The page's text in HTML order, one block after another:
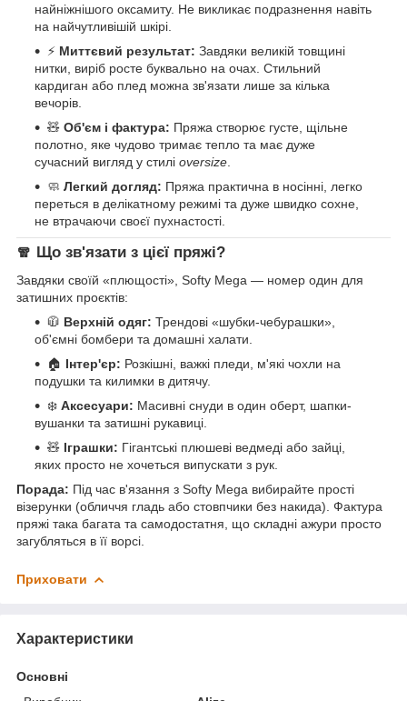
найніжнішого оксамиту. Не викликає подразнення навіть
на найчутливішій шкірі.
⚡ Миттєвий результат: Завдяки великій товщині
нитки, виріб росте буквально на очах. Стильний
кардиган або плед можна зв'язати лише за кілька
вечорів.
🧸 Об'єм і фактура: Пряжа створює густе, щільне
полотно, яке чудово тримає тепло та має дуже
сучасний вигляд у стилі oversize
🧼 Легкий догляд: Пряжа практична в носінні, легко
переться в делікатному режимі та дуже швидко сохне,
не втрачаючи своєї пухнастості.
🧣 Що зв'язати з цієї пряжі?
Завдяки своїй «плющості», Softy Mega — номер один для
затишних проєктів:
🧥 Верхній одяг: Трендові «шубки-чебурашки»,
об'ємні бомбери та домашні халати.
🏠 Інтер'єр: Розкішні, важкі пледи, м'які чохли на
подушки та килимки в дитячу.
❄️ Аксесуари: Масивні снуди в один оберт, шапки-
вушанки та затишні рукавиці.
🧸 Іграшки: Гігантські плюшеві ведмеді або зайці,
яких просто не хочеться випускати з рук.
Порада: Під час в'язання з Softy Mega вибирайте прості
візерунки (обличчя гладь або стовпчики без накида). Фактура
пряжі така багата та самодостатня, що складні ажури просто
загубляться в її ворсі.
Приховати
Характеристики
Основні